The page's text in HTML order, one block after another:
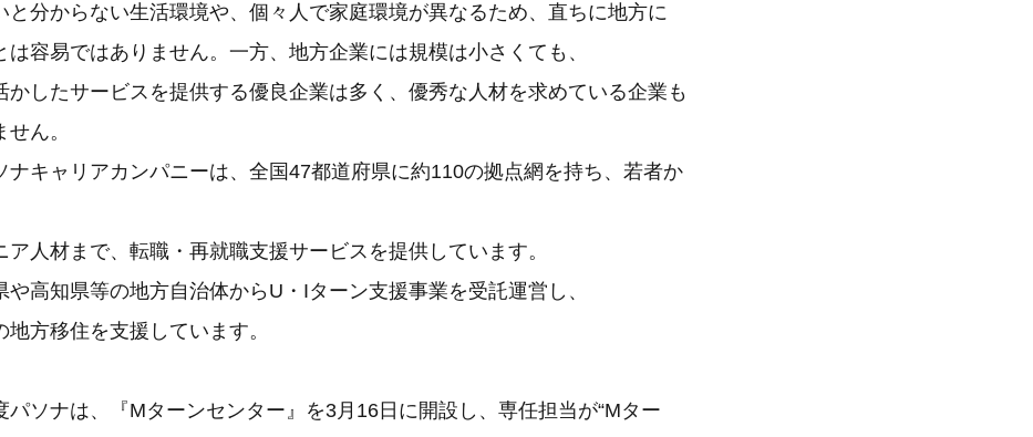
と分からない生活環境や、個々人で家庭環境が異なるため、直ちに地方に
は容易ではありません。一方、地方企業には規模は小さくても、
かしたサービスを提供する優良企業は多く、優秀な人材を求めている企業も
ん。
ナキャリアカンパニーは、全国47都道府県に約110の拠点網を持ち、若者か
ア人材まで、転職・再就職支援サービスを提供しています。
や高知県等の地方自治体からU・Iターン支援事業を受託運営し、
地方移住を支援しています。
パソナは、『Mターンセンター』を3月16日に開設し、専任担当が“Mター